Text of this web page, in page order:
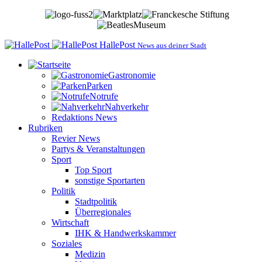
HallePost News aus deiner Stadt
Gastronomie
Parken
Notrufe
Nahverkehr
Redaktions News
Rubriken
Revier News
Partys & Veranstaltungen
Sport
Top Sport
sonstige Sportarten
Politik
Stadtpolitik
Überregionales
Wirtschaft
IHK & Handwerkskammer
Soziales
Medizin